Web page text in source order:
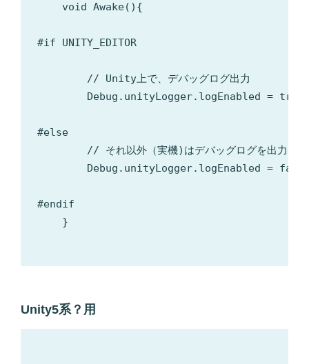
    void Awake(){
#if UNITY_EDITOR
        // Unity上で、デバッグログ出力
Debug.unityLogger.logEnabled =
#else
// それ以外（実機)はデバッグログを出力し
Debug.unityLogger.logEnabled =
#endif
    }
Unity5系？用